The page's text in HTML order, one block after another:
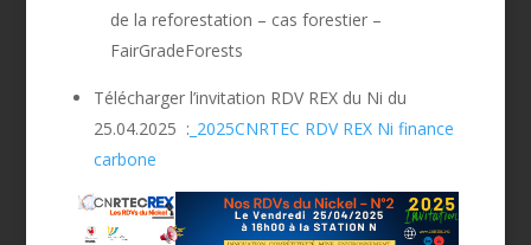
de la reforestation – cas forestier –
FairGradeForests
Télécharger l’invitation RDV REX du Ni du
25.04.2025 : _2025CNRTEC RDV REX Ni finance
carbone